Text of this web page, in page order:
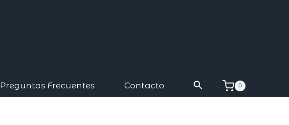
Preguntas Frecuentes Contacto 0